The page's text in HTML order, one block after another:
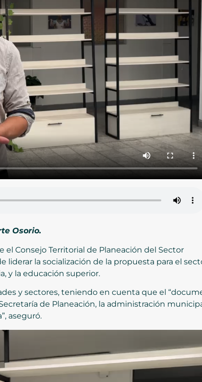
Osorio.
Consejo Territorial de Planeación del Sector
liderar la socialización de la propuesta para el
y la educación superior.
y sectores, teniendo en cuenta que el
de Planeación, la administración
aseguró.